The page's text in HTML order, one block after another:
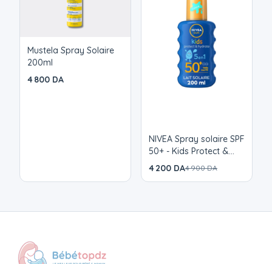
Mustela Spray Solaire
200ml
4 800 DA
NIVEA Spray solaire SPF
50+ - Kids Protect &
Hydrate - Corps -
4 200 DA4 900 DA